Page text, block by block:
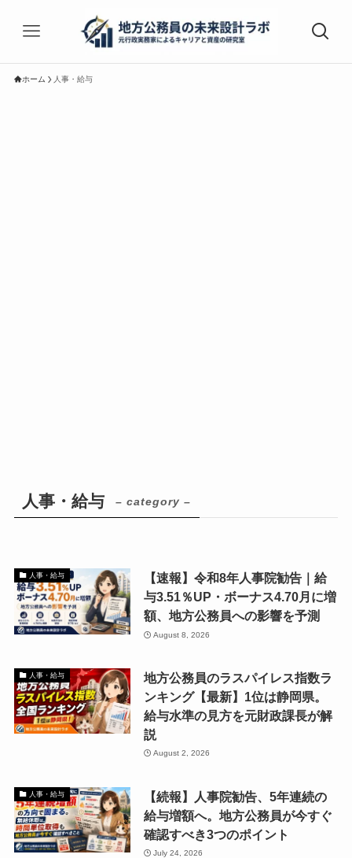
ホーム 人事・給与
人事・給与 – category –
人事・給与
【速報】令和8年人事院勧告｜給
与3.51％UP・ボーナス4.70月に増
額、地方公務員への影響を予測
August 8, 2026
人事・給与
地方公務員のラスパイレス指数ラ
ンキング【最新】1位は静岡県。
給与水準の見方を元財政課長が解
説
August 2, 2026
人事・給与
【続報】人事院勧告、5年連続の
給与増額へ。地方公務員が今すぐ
確認すべき3つのポイント
July 24, 2026